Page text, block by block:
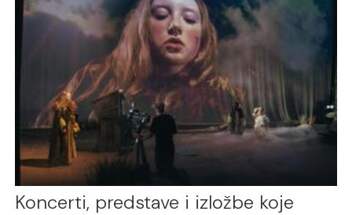
Koncerti, predstave i izložbe koje